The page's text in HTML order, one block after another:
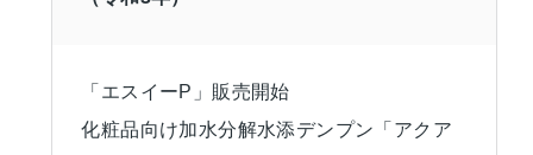
「エスイーP」販売開始
化粧品向け加水分解水添デンプン「アクア